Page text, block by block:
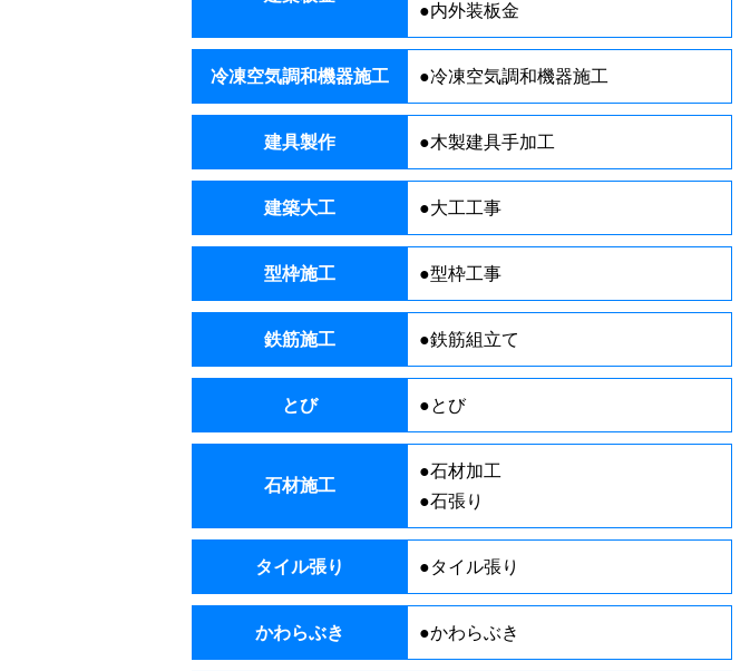
●内外装板金
冷凍空気調和機器施工 ●冷凍空気調和機器施工
建具製作 ●木製建具手加工
建築大工 ●大工工事
型枠施工 ●型枠工事
鉄筋施工 ●鉄筋組立て
とび ●とび
石材施工
●石材加工
●石張り
タイル張り ●タイル張り
かわらぶき ●かわらぶき